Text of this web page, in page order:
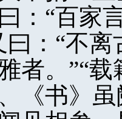
：“百家
曰：“不
者。”“
、《书》